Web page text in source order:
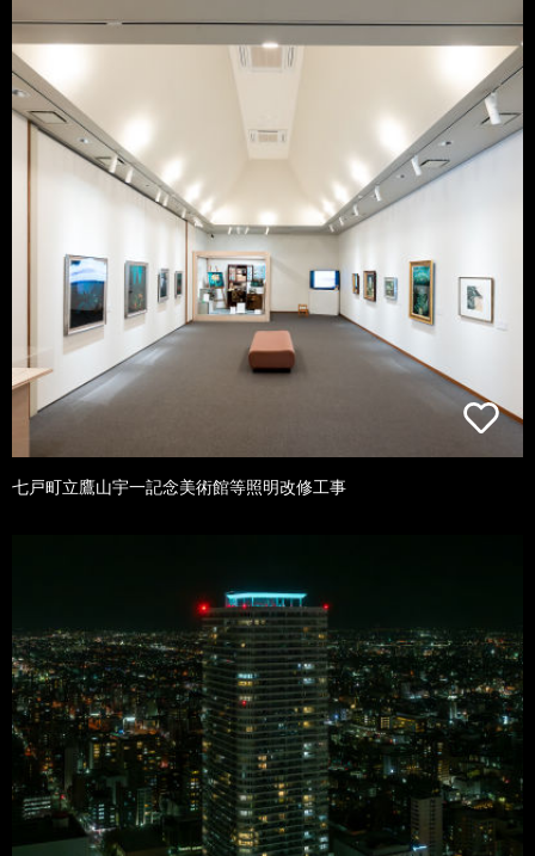
七戸町立鷹山宇一記念美術館等照明改修工事